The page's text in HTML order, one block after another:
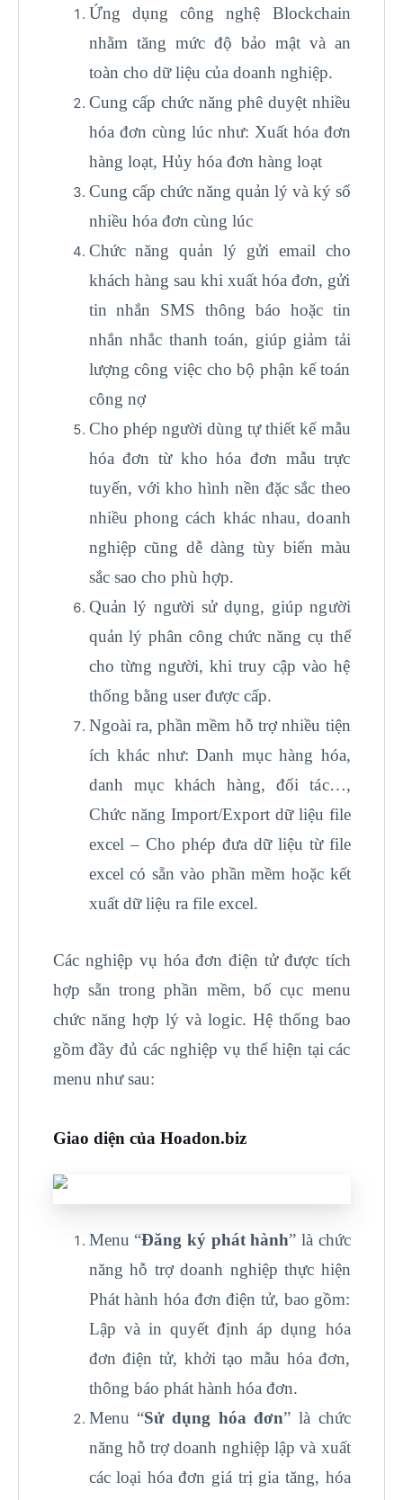
Ứng dụng công nghệ Blockchain
nhằm tăng mức độ bảo mật và an
toàn cho dữ liệu của doanh nghiệp.
Cung cấp chức năng phê duyệt nhiều
hóa đơn cùng lúc như: Xuất hóa đơn
hàng loạt, Hủy hóa đơn hàng loạt
Cung cấp chức năng quản lý và ký số
nhiều hóa đơn cùng lúc
Chức năng quản lý gửi email cho
khách hàng sau khi xuất hóa đơn, gửi
tin nhắn SMS thông báo hoặc tin
nhắn nhắc thanh toán, giúp giảm tải
lượng công việc cho bộ phận kế toán
công nợ
Cho phép người dùng tự thiết kế mẫu
hóa đơn từ kho hóa đơn mẫu trực
tuyến, với kho hình nền đặc sắc theo
nhiều phong cách khác nhau, doanh
nghiệp cũng dễ dàng tùy biến màu
sắc sao cho phù hợp.
Quản lý người sử dụng, giúp người
quản lý phân công chức năng cụ thể
cho từng người, khi truy cập vào hệ
thống bằng user được cấp.
Ngoài ra, phần mềm hỗ trợ nhiều tiện
ích khác như: Danh mục hàng hóa,
danh mục khách hàng, đối tác…,
Chức năng Import/Export dữ liệu file
excel – Cho phép đưa dữ liệu từ file
excel có sẵn vào phần mềm hoặc kết
xuất dữ liệu ra file excel.
Các nghiệp vụ hóa đơn điện tử được tích
hợp sẵn trong phần mềm, bố cục menu
chức năng hợp lý và logic. Hệ thống bao
gồm đầy đủ các nghiệp vụ thể hiện tại các
menu như sau:
Giao diện của Hoadon.biz
Menu “Đăng ký phát hành” là chức
năng hỗ trợ doanh nghiệp thực hiện
Phát hành hóa đơn điện tử, bao gồm:
Lập và in quyết định áp dụng hóa
đơn điện tử, khởi tạo mẫu hóa đơn,
thông báo phát hành hóa đơn.
Menu “Sử dụng hóa đơn” là chức
năng hỗ trợ doanh nghiệp lập và xuất
các loại hóa đơn giá trị gia tăng, hóa